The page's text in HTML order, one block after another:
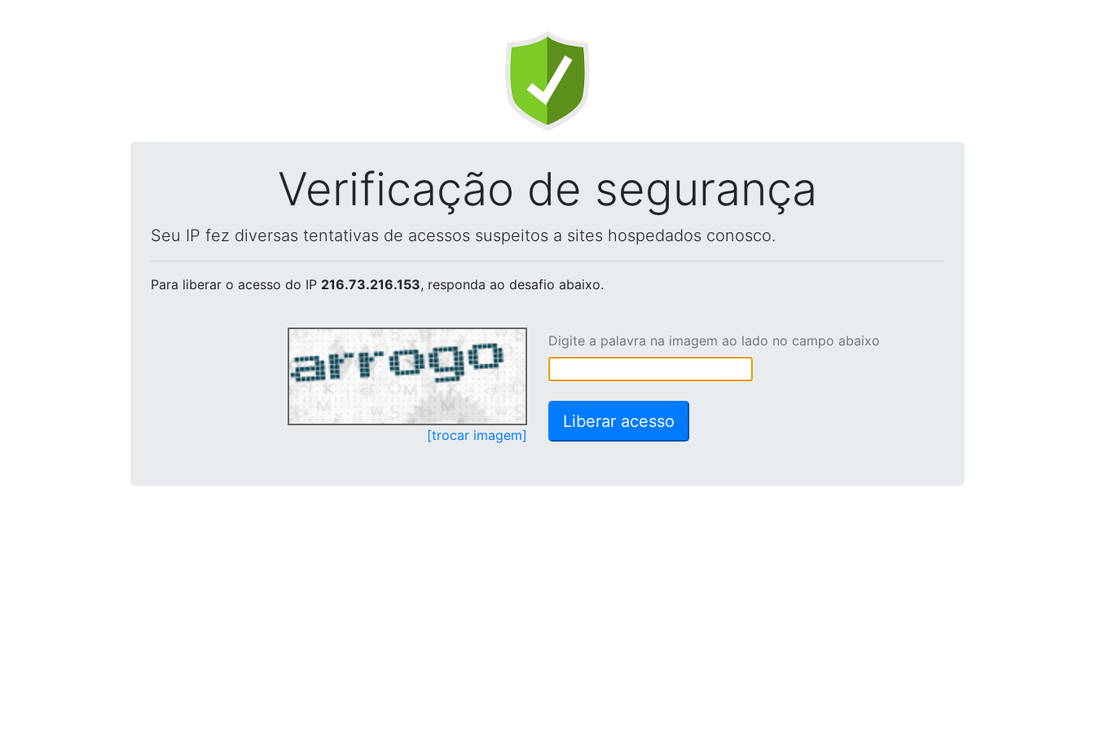
Verificação de segurança
Seu IP fez diversas tentativas de acessos suspeitos a sites hospedados conosco.
Para liberar o acesso do IP 216.73.216.153, responda ao desafio abaixo.
[trocar imagem]
Digite a palavra na imagem ao lado no campo abaixo